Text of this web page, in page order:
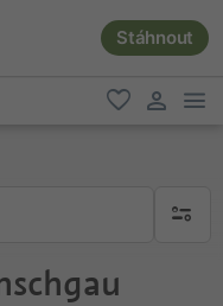
Stáhnout
oblíbené
brak